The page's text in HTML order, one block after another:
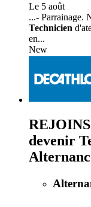
Le 5 août
...- Parrainage.
Technicien
en...
New
devenir